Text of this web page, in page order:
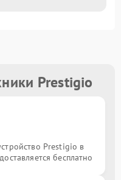
Prestigio
Prestigio в
бесплатно